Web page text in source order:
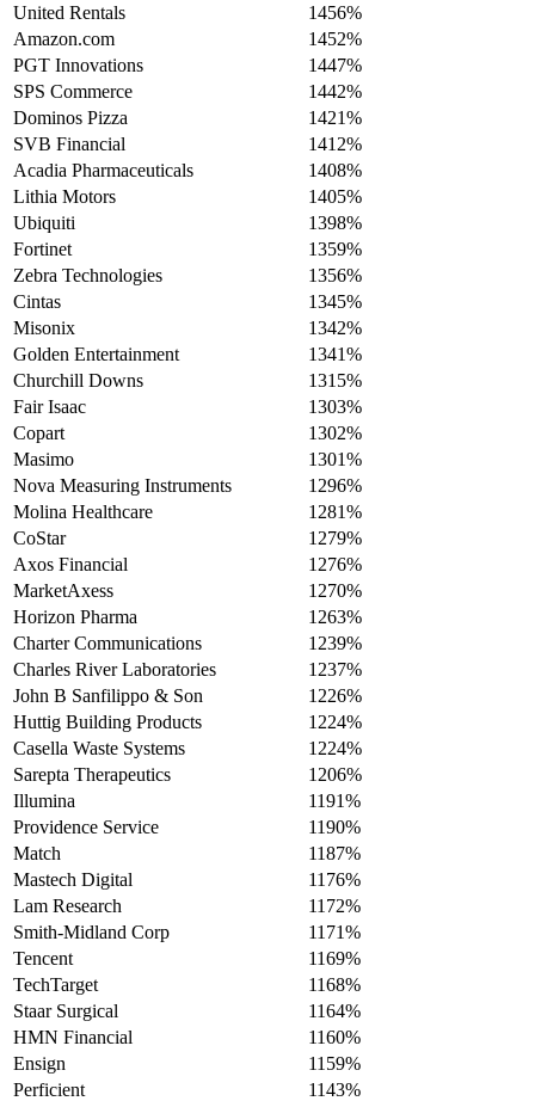
United Rentals
1456%
Amazon.com
1452%
PGT Innovations
1447%
SPS Commerce
1442%
Dominos Pizza
1421%
SVB Financial
1412%
Acadia Pharmaceuticals
1408%
Lithia Motors
1405%
Ubiquiti
1398%
Fortinet
1359%
Zebra Technologies
1356%
Cintas
1345%
Misonix
1342%
Golden Entertainment
1341%
Churchill Downs
1315%
Fair Isaac
1303%
Copart
1302%
Masimo
1301%
Nova Measuring Instruments
1296%
Molina Healthcare
1281%
CoStar
1279%
Axos Financial
1276%
MarketAxess
1270%
Horizon Pharma
1263%
Charter Communications
1239%
Charles River Laboratories
1237%
John B Sanfilippo & Son
1226%
Huttig Building Products
1224%
Casella Waste Systems
1224%
Sarepta Therapeutics
1206%
Illumina
1191%
Providence Service
1190%
Match
1187%
Mastech Digital
1176%
Lam Research
1172%
Smith-Midland Corp
1171%
Tencent
1169%
TechTarget
1168%
Staar Surgical
1164%
HMN Financial
1160%
Ensign
1159%
Perficient
1143%